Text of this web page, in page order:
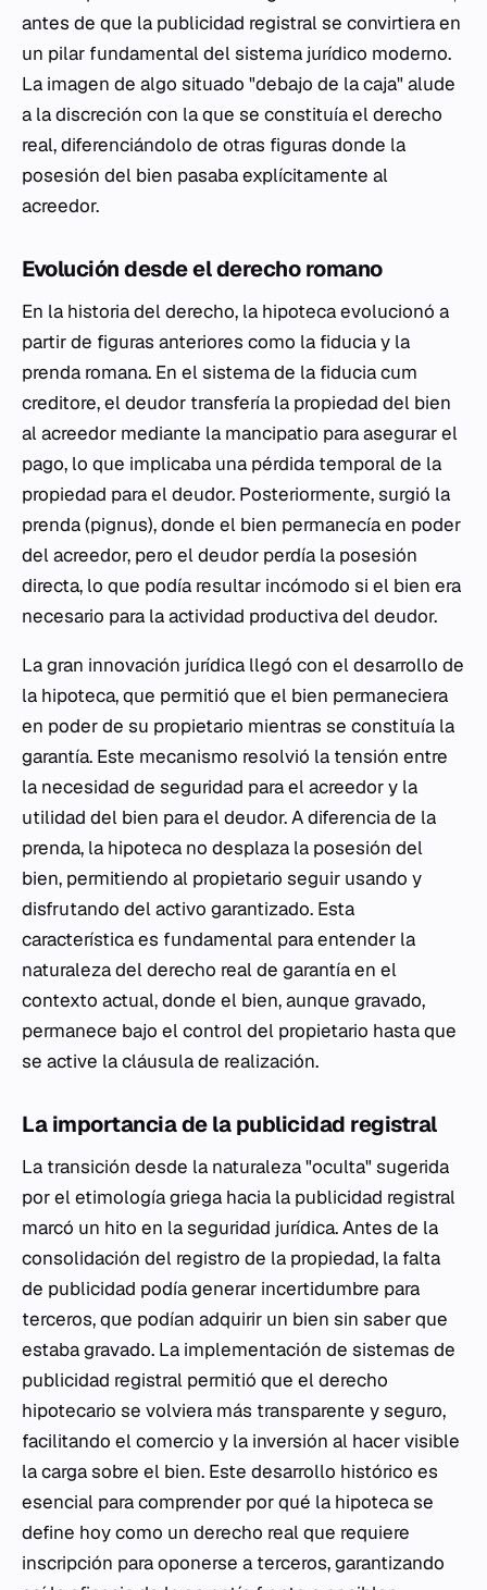
antes de que la publicidad registral se convirtiera en
un pilar fundamental del sistema jurídico moderno.
La imagen de algo situado "debajo de la caja" alude
a la discreción con la que se constituía el derecho
real, diferenciándolo de otras figuras donde la
posesión del bien pasaba explícitamente al
acreedor.
Evolución desde el derecho romano
En la historia del derecho, la hipoteca evolucionó a
partir de figuras anteriores como la fiduciay la
prenda romana. En el sistema de la fiducia cum
creditore, el deudor transfería la propiedad del bien
al acreedor mediante la mancipatio para asegurar el
pago, lo que implicaba una pérdida temporal de la
propiedad para el deudor. Posteriormente, surgió la
prenda (pignus), donde el bien permanecía en poder
del acreedor, pero el deudor perdía la posesión
directa, lo que podía resultar incómodo si el bien era
necesario para la actividad productiva del deudor.
La gran innovación jurídica llegó con el desarrollo de
la hipoteca, que permitió que el bien permaneciera
en poder de su propietario mientras se constituía la
garantía. Este mecanismo resolvió la tensión entre
la necesidad de seguridad para el acreedor y la
utilidad del bien para el deudor. A diferencia de la
prenda, la hipoteca no desplaza la posesión del
bien, permitiendo al propietario seguir usando y
disfrutando del activo garantizado. Esta
característica es fundamental para entender la
naturaleza del derecho real de garantía en el
contexto actual, donde el bien, aunque gravado,
permanece bajo el control del propietario hasta que
se active la cláusula de realización.
La importancia de la publicidad registral
La transición desde la naturaleza "oculta" sugerida
por el etimología griega hacia la publicidad registral
marcó un hito en la seguridad jurídica. Antes de la
consolidación del registro de la propiedad, la falta
de publicidad podía generar incertidumbre para
terceros, que podían adquirir un bien sin saber que
estaba gravado. La implementación de sistemas de
publicidad registral permitió que el derecho
hipotecario se volviera más transparente y seguro,
facilitando el comercio y la inversión al hacer visible
la carga sobre el bien. Este desarrollo histórico es
esencial para comprender por qué la hipoteca se
define hoy como un derecho real que requiere
inscripción para oponerse a terceros, garantizando